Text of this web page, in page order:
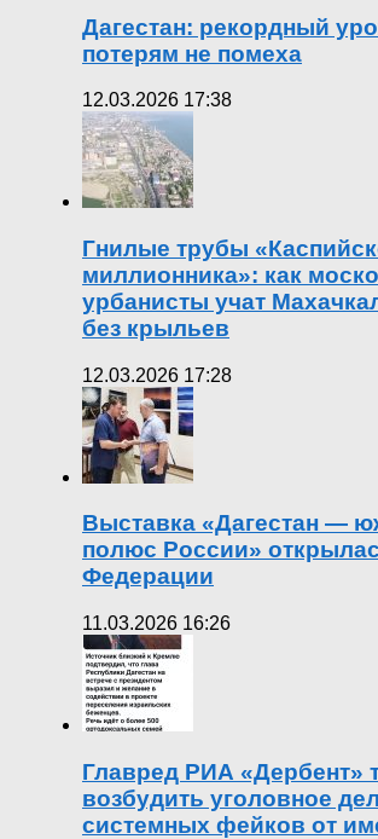
Дагестан: рекордный
потерям не помеха
12.03.2026 17:38
Гнилые трубы
миллионника»: как
урбанисты учат
без крыльев
12.03.2026 17:28
Выставка «Дагестан —
полюс России»
Федерации
11.03.2026 16:26
Главред РИА «Дербент»
возбудить уголовное
системных фейков от